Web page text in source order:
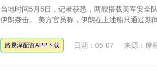
当地时间5月5日，记者获悉，两艘搭载美军安全
伊朗袭击。 美方官员称，伊朗在上述船只通过期
路易泽配资APP下载 日期：05-07 来源：摩